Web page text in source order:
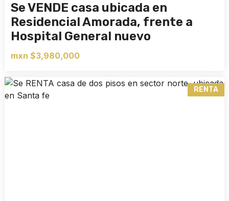
Se VENDE casa ubicada en
Residencial Amorada, frente a
Hospital General nuevo
mxn $3,980,000
RENTA